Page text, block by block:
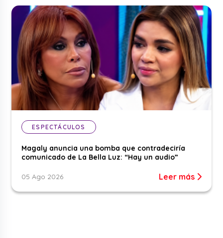
ESPECTÁCULOS
Magaly anuncia una bomba que contradeciría
comunicado de La Bella Luz: “Hay un audio”
05 Ago 2026 Leer más